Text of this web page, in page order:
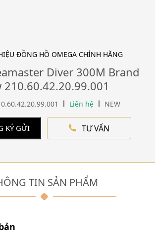
ĐỒNG HỒ OMEGA CHÍNH HÃNG
Diver 300M Brand
210.60.42.20.99.001
Liên hệ NEW
KÝ GỬI TƯ VẤN
TIN SẢN PHẨM